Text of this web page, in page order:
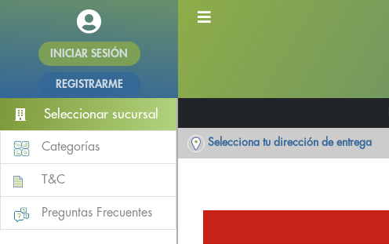
INICIAR SESIÓN
REGISTRARME
Seleccionar sucursal
Categorías
T&C
Preguntas Frecuentes
Selecciona tu dirección de entrega